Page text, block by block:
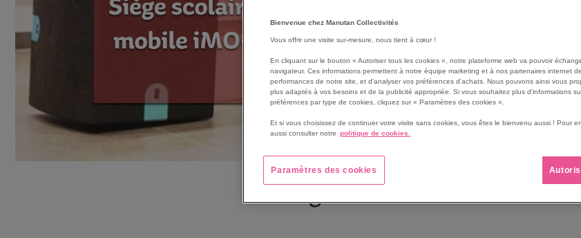
Siège scolaire mobile iMO-
Bienvenue chez Manutan Collectivités
Vous offrir une visite sur-mesure, nous tient à cœur !
En cliquant sur le bouton « Autoriser tous les cookies », notre plateforme web va pouvoir
navigateur. Ces informations permettent à notre équipe marketing et à nos partenaires internet
performances de notre site, et d'analyser vos préférences d'achats. Nous pouvons ainsi vous
plus adaptés à vos besoins et de la publicité appropriée. Si vous souhaitez plus d'informations
préférences par type de cookies, cliquez sur « Paramètres des cookies ».
Et si vous choisissez de continuer votre visite sans cookies, vous êtes le bienvenu aussi ! Pour
aussi consulter notre politique de cookies.
Paramètres des cookies